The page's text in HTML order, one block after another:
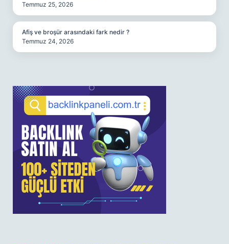
Temmuz 25, 2026
Afiş ve broşür arasındaki fark nedir ?
Temmuz 24, 2026